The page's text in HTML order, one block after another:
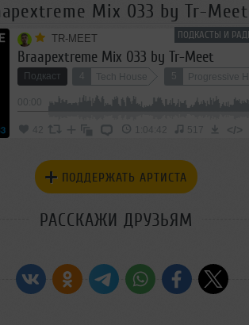
Mix 033 by Tr-Meet
ПОДКАСТЫ И
TR-MEET
Braapextreme Mix 033 by Tr-Meet
Подкаст 4 Tech House 5 Progressive
Deep Techno
42 1:04:42 517 </>
ПОДДЕРЖАТЬ АРТИСТА
РАССКАЖИ ДРУЗЬЯМ